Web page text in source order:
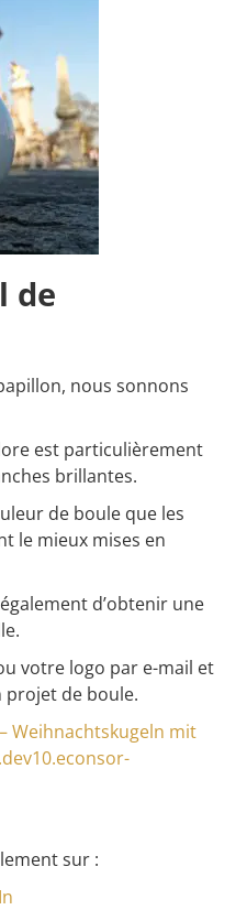
de
nous sonnons
est particulièrement
brillantes.
de boule que les
le mieux mises en
d’obtenir une
votre logo par e-mail et
projet de boule.
Weihnachtskugeln mit
sur :